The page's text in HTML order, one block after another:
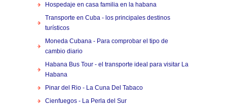
Hospedaje en casa familia en la habana
Transporte en Cuba - los principales destinos
turísticos
Moneda Cubana - Para comprobar el tipo de
cambio diario
Habana Bus Tour - el transporte ideal para visitar La
Habana
Pinar del Rio - La Cuna Del Tabaco
Cienfuegos - La Perla del Sur